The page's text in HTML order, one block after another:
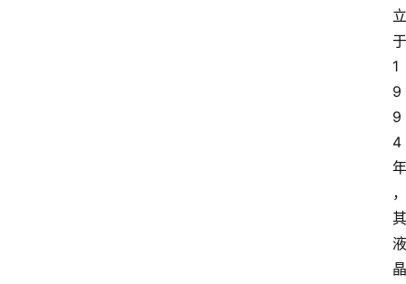
立
于
1
9
9
4
年
，
其
液
晶